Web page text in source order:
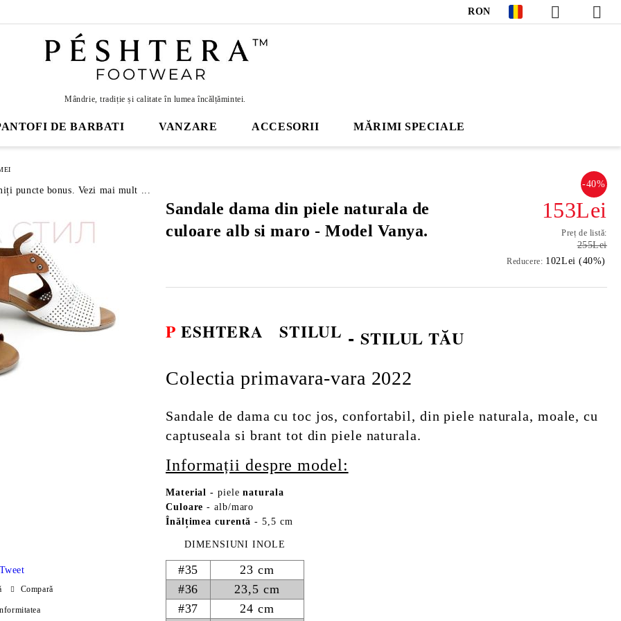
RON
Mândrie, tradiție și calitate în lumea încălțămintei.
DE BARBATI VANZARE ACCESORII MĂRIMI SPECIALE
puncte bonus. Vezi mai mult ...
Sandale dama din piele naturala de
culoare alb si maro - Model Vanya.
-40%
153Lei
Preț de listă:
255Lei
Reducere: 102Lei (40%)
P ESHTERA STILUL - STILUL TĂU
Colectia primavara-vara 2022
Sandale de dama cu toc jos, confortabil, din piele naturala, moale, cu
captuseala si brant tot din piele naturala.
Informații despre model:
Material - pielenaturala
Culoare - alb/maro
Înălțimea curentă - 5,5 cm
DIMENSIUNI INOLE
#35
23 cm
#36
23,5 cm
#37
24 cm
Tweet
Compară